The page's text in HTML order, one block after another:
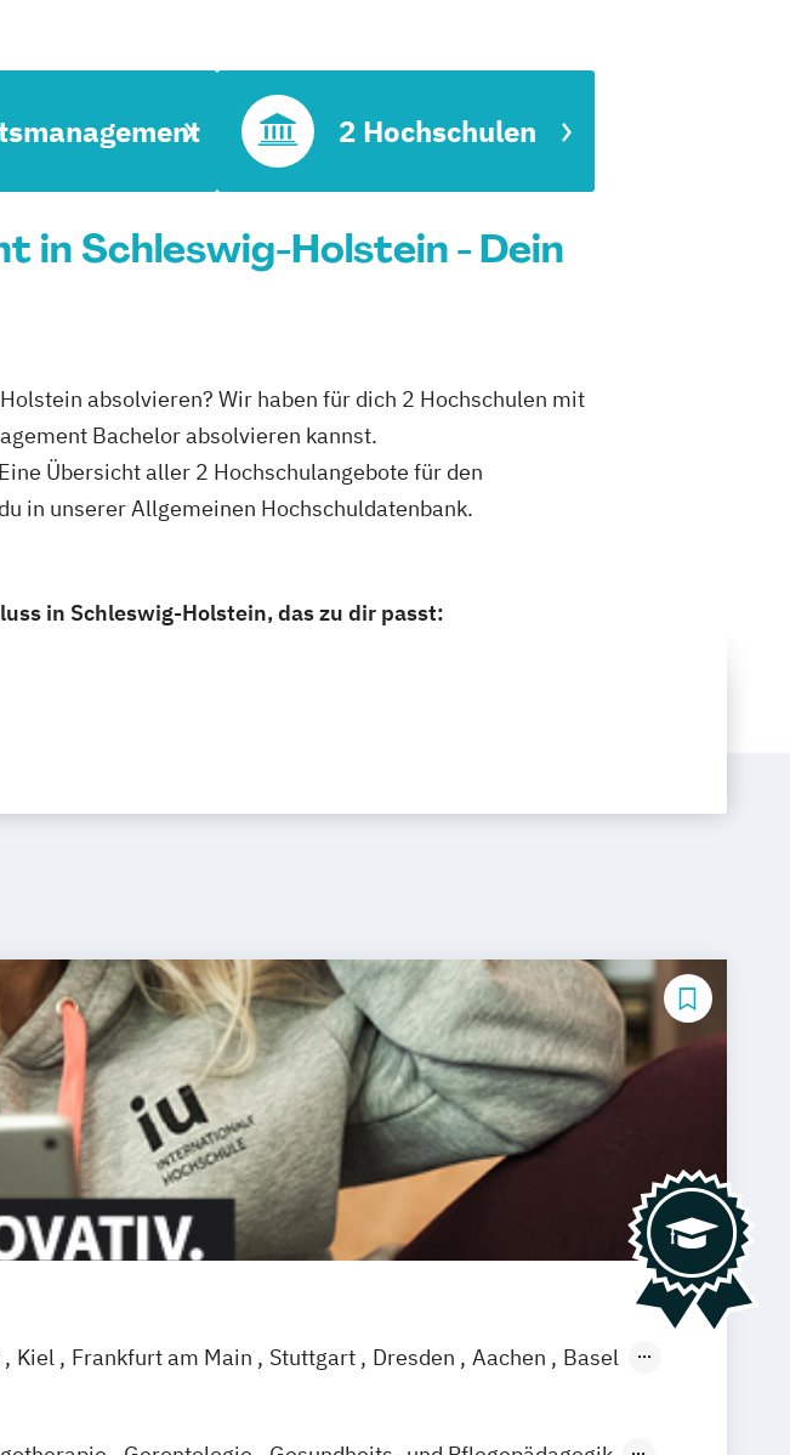
2 Hochschulen
in Schleswig-Holstein - Dein
absolvieren? Wir haben für dich 2 Hochschulen mit
Bachelor absolvieren kannst.
Übersicht aller 2 Hochschulangebote für den
in unserer Allgemeinen Hochschuldatenbank.
in Schleswig-Holstein, das zu dir passt:
Kiel Frankfurt am Main Stuttgart Dresden Aachen
Basel